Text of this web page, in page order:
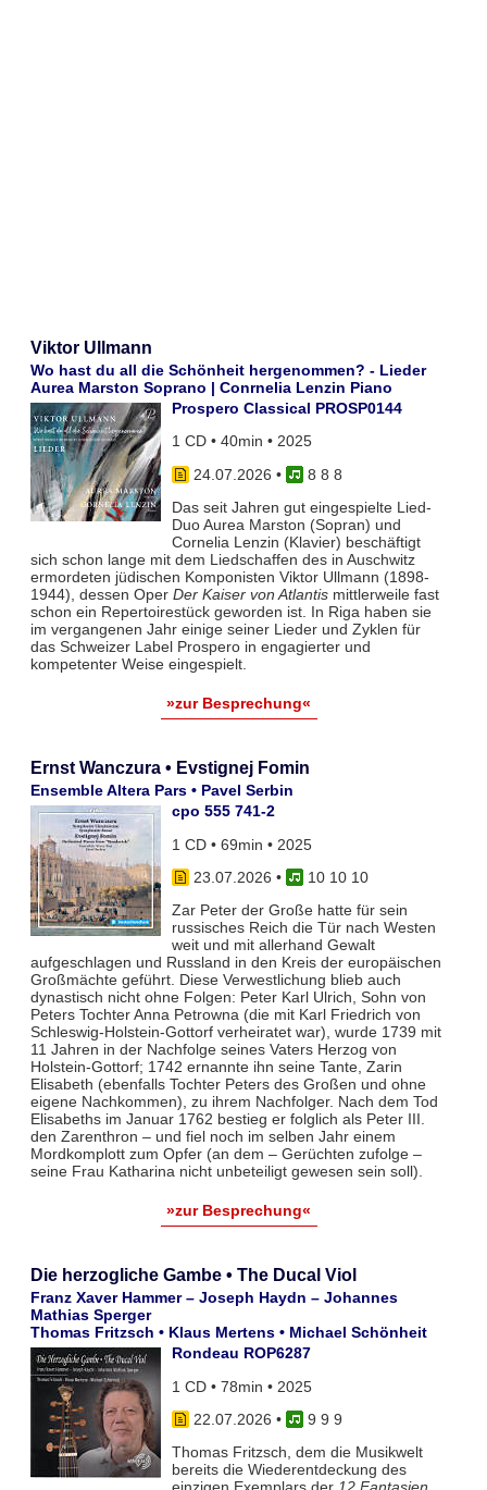
Viktor Ullmann
Wo hast du all die Schönheit hergenommen? - Lieder
Aurea Marston Soprano | Conrnelia Lenzin Piano
Prospero Classical PROSP0144
1 CD • 40min • 2025
24.07.2026 •
8 8 8
Das seit Jahren gut eingespielte Lied-
Duo Aurea Marston (Sopran) und
Cornelia Lenzin (Klavier) beschäftigt
sich schon lange mit dem Liedschaffen des in Auschwitz
ermordeten jüdischen Komponisten Viktor Ullmann (1898-
1944), dessen Oper Der Kaiser von Atlantismittlerweile fast
schon ein Repertoirestück geworden ist. In Riga haben sie
im vergangenen Jahr einige seiner Lieder und Zyklen für
das Schweizer Label Prospero in engagierter und
kompetenter Weise eingespielt.
»zur Besprechung«
Ernst Wanczura • Evstignej Fomin
Ensemble Altera Pars • Pavel Serbin
cpo 555 741-2
1 CD • 69min • 2025
23.07.2026 •
10 10 10
Zar Peter der Große hatte für sein
russisches Reich die Tür nach Westen
weit und mit allerhand Gewalt
aufgeschlagen und Russland in den Kreis der europäischen
Großmächte geführt. Diese Verwestlichung blieb auch
dynastisch nicht ohne Folgen: Peter Karl Ulrich, Sohn von
Peters Tochter Anna Petrowna (die mit Karl Friedrich von
Schleswig-Holstein-Gottorf verheiratet war), wurde 1739 mit
11 Jahren in der Nachfolge seines Vaters Herzog von
Holstein-Gottorf; 1742 ernannte ihn seine Tante, Zarin
Elisabeth (ebenfalls Tochter Peters des Großen und ohne
eigene Nachkommen), zu ihrem Nachfolger. Nach dem Tod
Elisabeths im Januar 1762 bestieg er folglich als Peter III.
den Zarenthron – und fiel noch im selben Jahr einem
Mordkomplott zum Opfer (an dem – Gerüchten zufolge –
seine Frau Katharina nicht unbeteiligt gewesen sein soll).
»zur Besprechung«
Die herzogliche Gambe • The Ducal Viol
Franz Xaver Hammer – Joseph Haydn – Johannes
Mathias Sperger
Thomas Fritzsch • Klaus Mertens • Michael Schönheit
Rondeau ROP6287
1 CD • 78min • 2025
22.07.2026 •
9 9 9
Thomas Fritzsch, dem die Musikwelt
bereits die Wiederentdeckung des